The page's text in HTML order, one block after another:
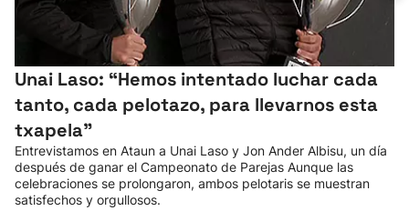
Unai Laso: “Hemos intentado luchar cada
tanto, cada pelotazo, para llevarnos esta
txapela”
Entrevistamos en Ataun a Unai Laso y Jon Ander Albisu, un día
después de ganar el Campeonato de Parejas Aunque las
celebraciones se prolongaron, ambos pelotaris se muestran
satisfechos y orgullosos.